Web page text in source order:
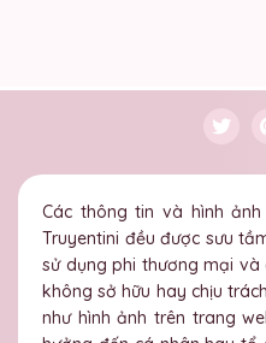
Các thông tin và hình
Truyentini đều được sưu
sử dụng phi thương mại và
không sở hữu hay chịu
như hình ảnh trên trang